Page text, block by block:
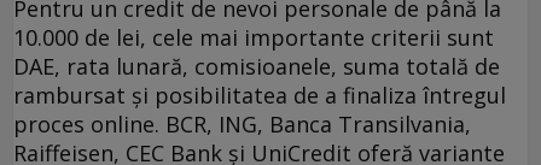
Pentru un credit de nevoi personale de până la
10.000 de lei, cele mai importante criterii sunt
DAE, rata lunară, comisioanele, suma totală de
rambursat și posibilitatea de a finaliza întregul
proces online. BCR, ING, Banca Transilvania,
Raiffeisen, CEC Bank și UniCredit oferă variante